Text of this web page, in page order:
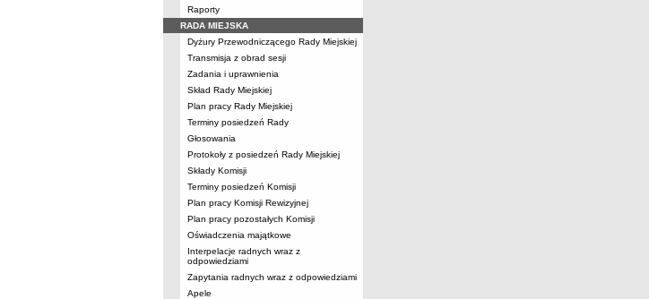
Raporty
RADA MIEJSKA
Dyżury Przewodniczącego Rady Miejskiej
Transmisja z obrad sesji
Zadania i uprawnienia
Skład Rady Miejskiej
Plan pracy Rady Miejskiej
Terminy posiedzeń Rady
Głosowania
Protokoły z posiedzeń Rady Miejskiej
Składy Komisji
Terminy posiedzeń Komisji
Plan pracy Komisji Rewizyjnej
Plan pracy pozostałych Komisji
Oświadczenia majątkowe
Interpelacje radnych wraz z
odpowiedziami
Zapytania radnych wraz z odpowiedziami
Apele